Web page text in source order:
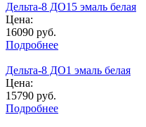
Дельта-8 ДО15 эмаль белая
Цена:
16090 руб.
Подробнее
Дельта-8 ДО1 эмаль белая
Цена:
15790 руб.
Подробнее